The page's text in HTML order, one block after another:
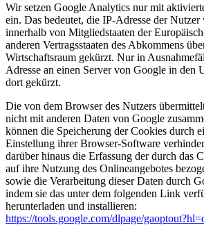
Wir setzen Google Analytics nur mit
ein. Das bedeutet, die IP-Adresse der
innerhalb von Mitgliedstaaten der
anderen Vertragsstaaten des Abkommens
Wirtschaftsraum gekürzt. Nur in
Adresse an einen Server von Google in den
dort gekürzt.
Die von dem Browser des Nutzers
nicht mit anderen Daten von Google
können die Speicherung der Cookies durch
Einstellung ihrer Browser-Software
darüber hinaus die Erfassung der durch das
auf ihre Nutzung des Onlineangebotes
sowie die Verarbeitung dieser Daten durch
indem sie das unter dem folgenden Link
herunterladen und installieren:
https://tools.google.com/dlpage/